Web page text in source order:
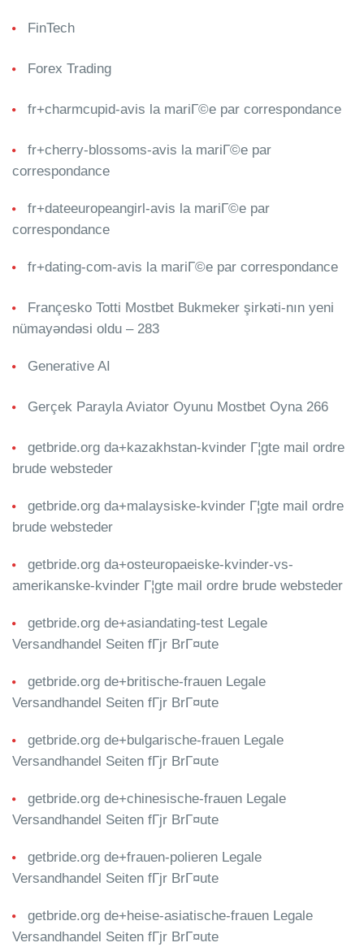
FinTech
Forex Trading
fr+charmcupid-avis la mariГ©e par correspondance
fr+cherry-blossoms-avis la mariГ©e par
correspondance
fr+dateeuropeangirl-avis la mariГ©e par
correspondance
fr+dating-com-avis la mariГ©e par correspondance
Françesko Totti Mostbet Bukmeker şirkəti-nın yeni
nümayəndəsi oldu – 283
Generative AI
Gerçek Parayla Aviator Oyunu Mostbet Oyna 266
getbride.org da+kazakhstan-kvinder Г¦gte mail ordre
brude websteder
getbride.org da+malaysiske-kvinder Г¦gte mail ordre
brude websteder
getbride.org da+osteuropaeiske-kvinder-vs-
amerikanske-kvinder Г¦gte mail ordre brude websteder
getbride.org de+asiandating-test Legale
Versandhandel Seiten fГјr BrГ¤ute
getbride.org de+britische-frauen Legale
Versandhandel Seiten fГјr BrГ¤ute
getbride.org de+bulgarische-frauen Legale
Versandhandel Seiten fГјr BrГ¤ute
getbride.org de+chinesische-frauen Legale
Versandhandel Seiten fГјr BrГ¤ute
getbride.org de+frauen-polieren Legale
Versandhandel Seiten fГјr BrГ¤ute
getbride.org de+heise-asiatische-frauen Legale
Versandhandel Seiten fГјr BrГ¤ute